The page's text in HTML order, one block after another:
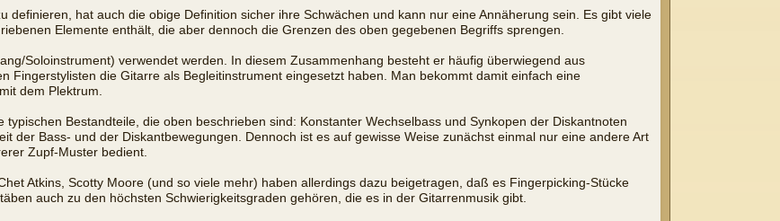
definieren, hat auch die obige Definition sicher ihre Schwächen und kann nur eine Annäherung sein. Es gibt viele
Elemente enthält, die aber dennoch die Grenzen des oben gegebenen Begriffs sprengen.
Soloinstrument) verwendet werden. In diesem Zusammenhang besteht er häufig überwiegend aus
Fingerstylisten die Gitarre als Begleitinstrument eingesetzt haben. Man bekommt damit einfach eine
dem Plektrum.
Bestandteile, die oben beschrieben sind: Konstanter Wechselbass und Synkopen der Diskantnoten
der Bass- und der Diskantbewegungen. Dennoch ist es auf gewisse Weise zunächst einmal nur eine andere Art
Zupf-Muster bedient.
Atkins, Scotty Moore (und so viele mehr) haben allerdings dazu beigetragen, daß es Fingerpicking-Stücke
auch zu den höchsten Schwierigkeitsgraden gehören, die es in der Gitarrenmusik gibt.